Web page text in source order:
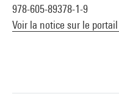
978-605-89378-1-9
Voir la notice sur le